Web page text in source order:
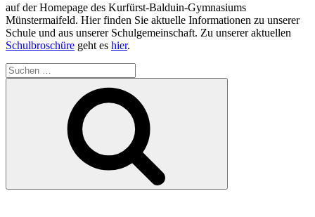
auf der Homepage des Kurfürst-Balduin-Gymnasiums
Münstermaifeld. Hier finden Sie aktuelle Informationen zu unserer
Schule und aus unserer Schulgemeinschaft. Zu unserer aktuellen
Schulbroschüre geht es hier.
Suchen
nach: